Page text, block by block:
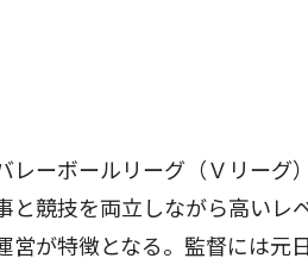
ーボールリーグ（Ｖリーグ
と競技を両立しながら高いレ
営が特徴となる。監督には元